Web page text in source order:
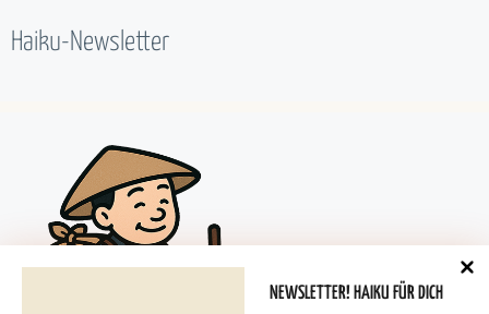
NEWSLETTER! HAIKU FÜR DICH
Haiku-Newsletter